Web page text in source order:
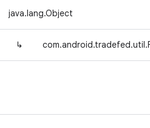
java.lang.Object
↳